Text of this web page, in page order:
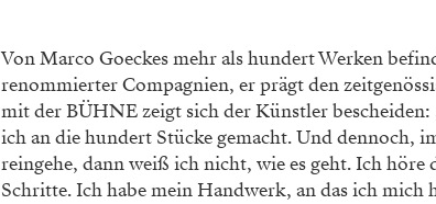
Von Marco Goeckes mehr als hundert Werken
renommierter Compagnien, er prägt den
mit der ­BÜHNE zeigt sich der Künstler bescheiden:
ich an die hundert Stücke gemacht. Und dennoch,
reingehe, dann weiß ich nicht, wie es geht. Ich höre
Schritte. Ich habe mein Handwerk, an das ich mich